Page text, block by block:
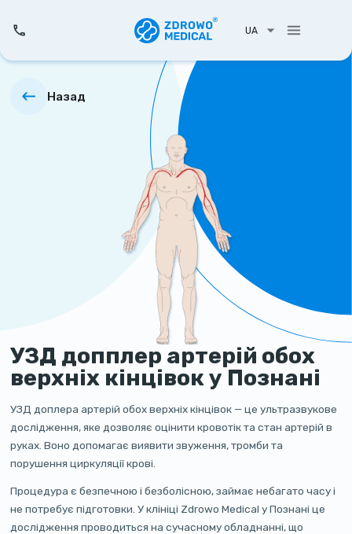
UA
Назад
УЗД допплер артерій обох
верхніх кінцівок у Познані
УЗД доплера артерій обох верхніх кінцівок — це ультразвукове
дослідження, яке дозволяє оцінити кровотік та стан артерій в
руках. Воно допомагає виявити звуження, тромби та
порушення циркуляції крові.
Процедура є безпечною і безболісною, займає небагато часу і
не потребує підготовки. У клініці Zdrowo Medical у Познані це
дослідження проводиться на сучасному обладнанні, що